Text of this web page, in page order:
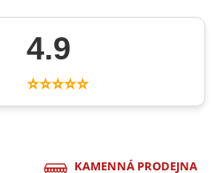
4.9
⭐⭐⭐⭐⭐
KAMENNÁ PRODEJNA